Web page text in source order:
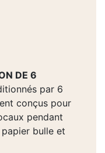
DE 6
par 6
conçus pour
pendant
bulle et